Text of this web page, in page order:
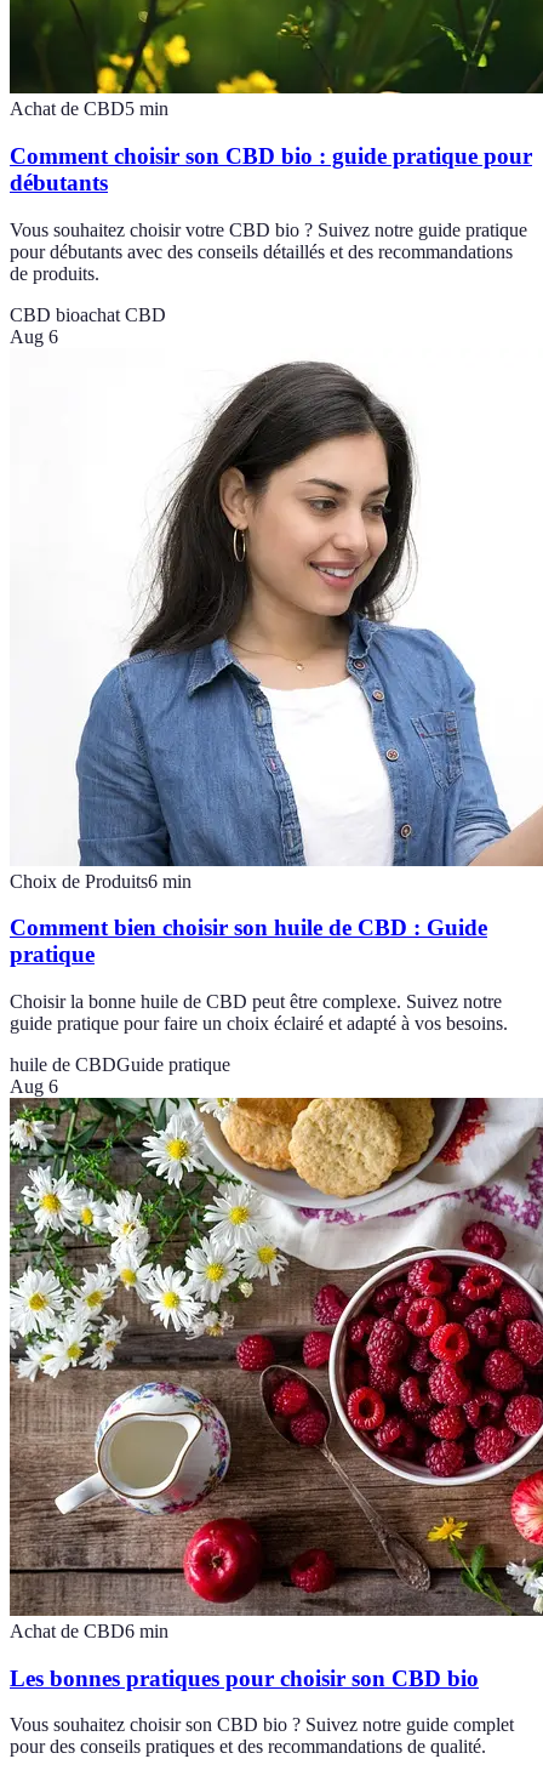
Achat de CBD5 min
Comment choisir son CBD bio : guide pratique pour
débutants
Vous souhaitez choisir votre CBD bio ? Suivez notre guide pratique
pour débutants avec des conseils détaillés et des recommandations
de produits.
CBD bioachat CBD
Aug 6
Choix de Produits6 min
Comment bien choisir son huile de CBD : Guide
pratique
Choisir la bonne huile de CBD peut être complexe. Suivez notre
guide pratique pour faire un choix éclairé et adapté à vos besoins.
huile de CBDGuide pratique
Aug 6
Achat de CBD6 min
Les bonnes pratiques pour choisir son CBD bio
Vous souhaitez choisir son CBD bio ? Suivez notre guide complet
pour des conseils pratiques et des recommandations de qualité.